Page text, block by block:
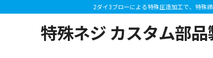
2ダイ3ブローによる特殊圧造加工で、特殊
特殊ネジ カスタム部品